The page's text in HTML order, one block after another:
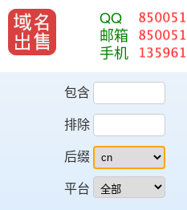
QQ
邮箱
手机
包含
排除
后缀
平台